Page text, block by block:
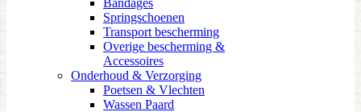
Springschoenen
Transport bescherming
Overige bescherming &
Accessoires
Onderhoud & Verzorging
Poetsen & Vlechten
Wassen Paard